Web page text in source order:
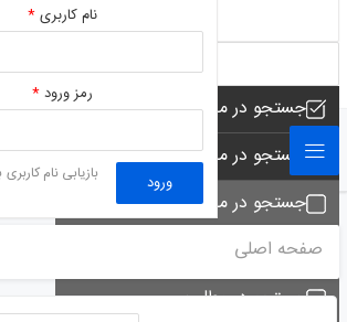
نام کاربری*
رمز ورود*
ورود بازیابی نام کاربری
جستجو در مجموعه های فروشگاه
جستجو در محصولات فروشگاه
جستجو در مجموعه ها
جستجو - تماس ها
جستجو در مطلب
صفحه اصلی